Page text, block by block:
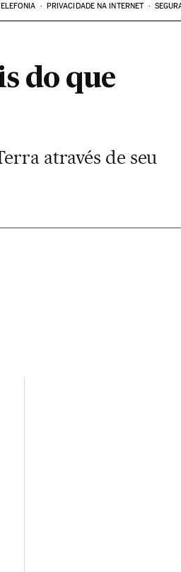
PRIVACIDADE NA INTERNET
do que
através de seu